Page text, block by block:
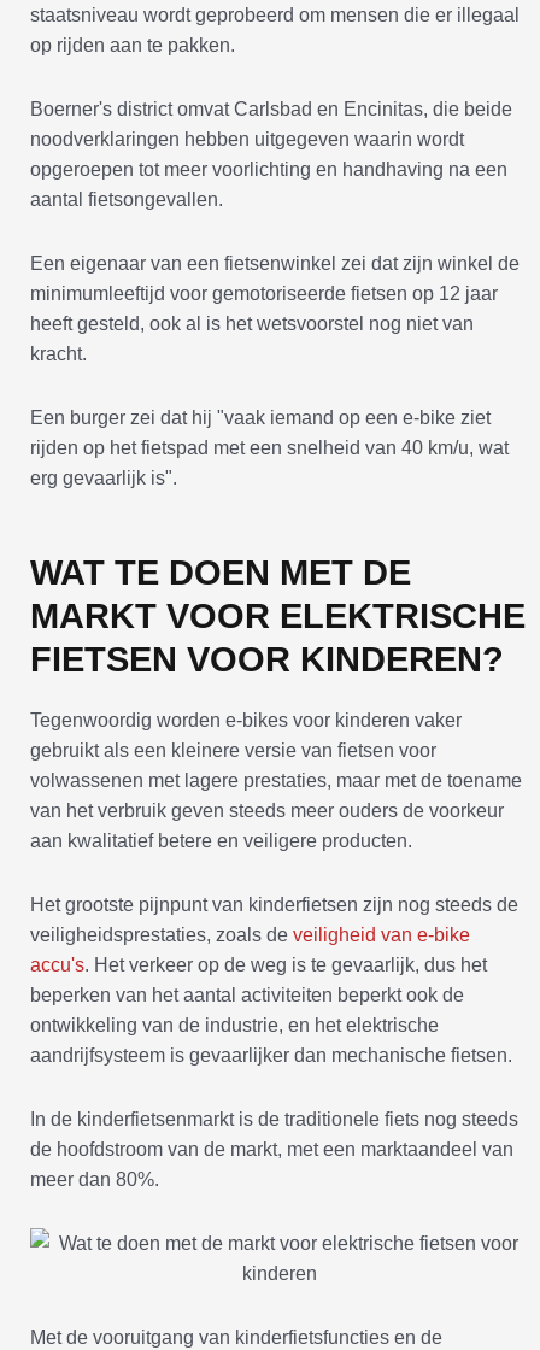
staatsniveau wordt geprobeerd om mensen die er illegaal
op rijden aan te pakken.
Boerner's district omvat Carlsbad en Encinitas, die beide
noodverklaringen hebben uitgegeven waarin wordt
opgeroepen tot meer voorlichting en handhaving na een
aantal fietsongevallen.
Een eigenaar van een fietsenwinkel zei dat zijn winkel de
minimumleeftijd voor gemotoriseerde fietsen op 12 jaar
heeft gesteld, ook al is het wetsvoorstel nog niet van
kracht.
Een burger zei dat hij "vaak iemand op een e-bike ziet
rijden op het fietspad met een snelheid van 40 km/u, wat
erg gevaarlijk is".
WAT TE DOEN MET DE
MARKT VOOR ELEKTRISCHE
FIETSEN VOOR KINDEREN?
Tegenwoordig worden e-bikes voor kinderen vaker
gebruikt als een kleinere versie van fietsen voor
volwassenen met lagere prestaties, maar met de toename
van het verbruik geven steeds meer ouders de voorkeur
aan kwalitatief betere en veiligere producten.
Het grootste pijnpunt van kinderfietsen zijn nog steeds de
veiligheidsprestaties, zoals de veiligheid van e-bike
accu's. Het verkeer op de weg is te gevaarlijk, dus het
beperken van het aantal activiteiten beperkt ook de
ontwikkeling van de industrie, en het elektrische
aandrijfsysteem is gevaarlijker dan mechanische fietsen.
In de kinderfietsenmarkt is de traditionele fiets nog steeds
de hoofdstroom van de markt, met een marktaandeel van
meer dan 80%.
Met de vooruitgang van kinderfietsfuncties en de